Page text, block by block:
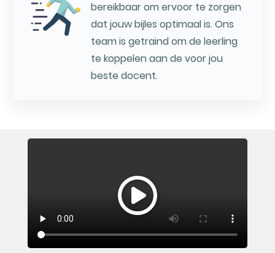
bereikbaar om ervoor te zorgen
dat jouw bijles optimaal is. Ons
team is getraind om de leerling
te koppelen aan de voor jou
beste docent.